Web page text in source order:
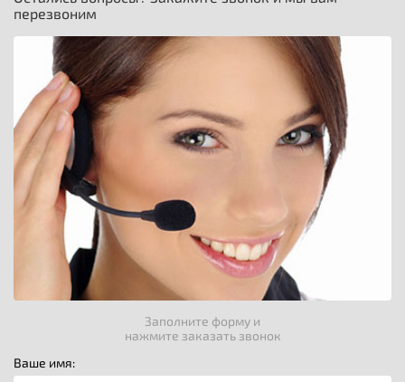
перезвоним
Заполните форму и
нажмите заказать звонок
Ваше имя: